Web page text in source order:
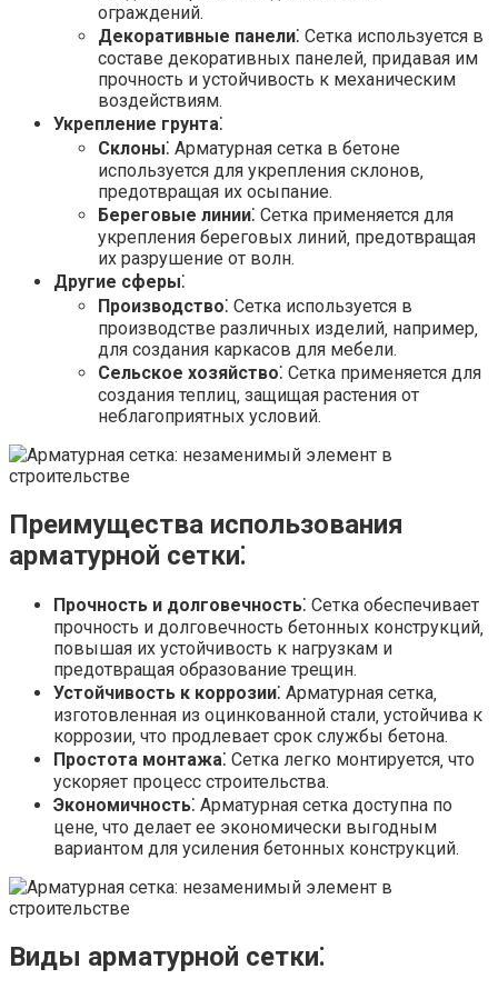
ограждений.
Декоративные панели⁚ Сетка используется в
составе декоративных панелей‚ придавая им
прочность и устойчивость к механическим
воздействиям.
Укрепление грунта⁚
Склоны⁚ Арматурная сетка в бетоне
используется для укрепления склонов‚
предотвращая их осыпание.
Береговые линии⁚ Сетка применяется для
укрепления береговых линий‚ предотвращая
их разрушение от волн.
Другие сферы⁚
Производство⁚ Сетка используется в
производстве различных изделий‚ например‚
для создания каркасов для мебели.
Сельское хозяйство⁚ Сетка применяется для
создания теплиц‚ защищая растения от
неблагоприятных условий.
Преимущества использования
арматурной сетки⁚
Прочность и долговечность⁚ Сетка обеспечивает
прочность и долговечность бетонных конструкций‚
повышая их устойчивость к нагрузкам и
предотвращая образование трещин.
Устойчивость к коррозии⁚ Арматурная сетка‚
изготовленная из оцинкованной стали‚ устойчива к
коррозии‚ что продлевает срок службы бетона.
Простота монтажа⁚ Сетка легко монтируется‚ что
ускоряет процесс строительства.
Экономичность⁚ Арматурная сетка доступна по
цене‚ что делает ее экономически выгодным
вариантом для усиления бетонных конструкций.
Виды арматурной сетки⁚